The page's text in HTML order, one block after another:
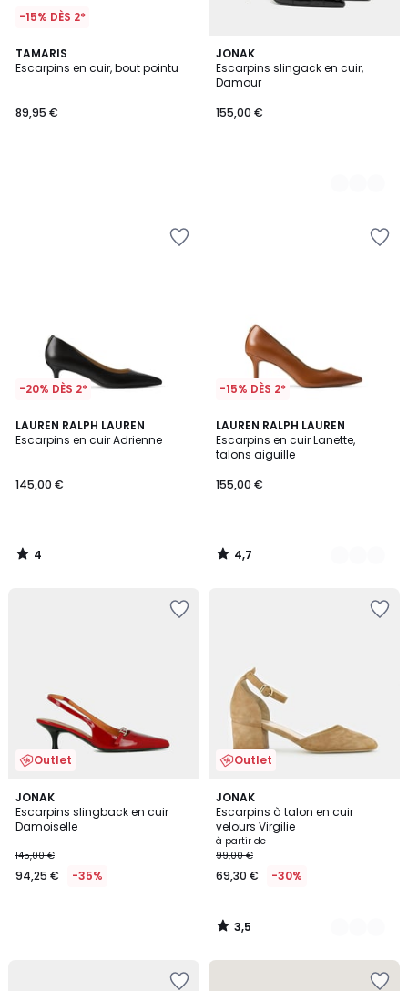
-15% DÈS 2*
TAMARIS
Escarpins en cuir, bout pointu
89,95 €
JONAK
Escarpins slingack en cuir,
Damour
155,00 €
2
Couleurs
-20% DÈS 2*
LAUREN RALPH LAUREN
Escarpins en cuir Adrienne
145,00 €
4
/
4
/
-15% DÈS 2*
LAUREN RALPH LAUREN
Escarpins en cuir Lanette,
talons aiguille
155,00 €
4,7
/ 5
2
Couleurs
4,7
/
Outlet
JONAK
Escarpins slingback en cuir
Damoiselle
145,00 €
94,25 € -35%
Outlet
JONAK
Escarpins à talon en cuir
velours Virgilie
à partir de
99,00 €
69,30 € -30%
3,5
/ 5
2
Couleurs
3,5
/